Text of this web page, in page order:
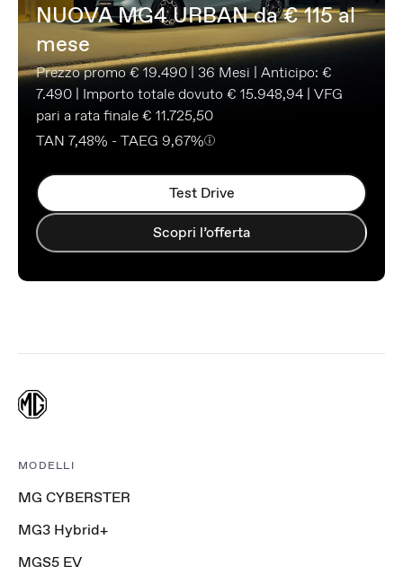
NUOVA MG4 URBAN da € 115 al
mese
Prezzo promo € 19.490 | 36 Mesi | Anticipo: €
7.490 | Importo totale dovuto € 15.948,94 | VFG
pari a rata finale € 11.725,50
TAN 7,48% - TAEG 9,67%
Test Drive
Scopri l’offerta
MODELLI
MG CYBERSTER
MG3 Hybrid+
MGS5 EV